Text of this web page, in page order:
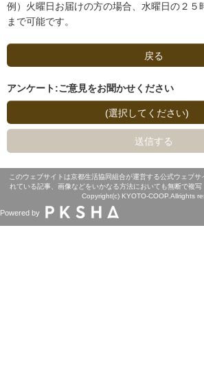
例）火曜日お届けの方の場合、水曜日の２５
まで可能です。
戻る
アンケート:ご意見をお聞かせください
(選択してください)
送信する
このウェブサイトは京都生活協同組合が運営する公式ウェブサ
れている記事、画像などをいかなる方法においても無断で複写
Copyright(c) KYOTO-COOP.Allrights
Powered by